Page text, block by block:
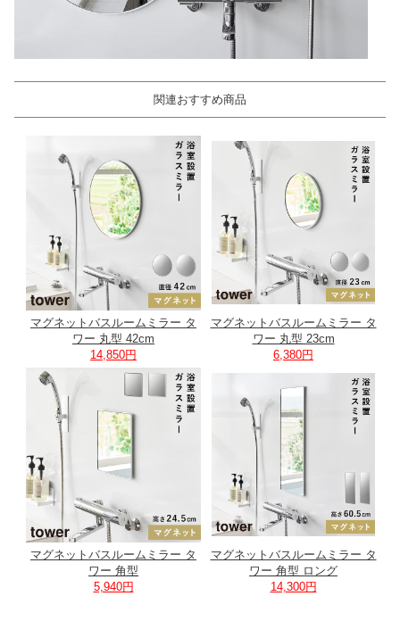
関連おすすめ商品
マグネットバスルームミラー タ
ワー 丸型 42cm
14,850円
マグネットバスルームミラー タ
ワー 丸型 23cm
6,380円
マグネットバスルームミラー タ
ワー 角型
5,940円
マグネットバスルームミラー タ
ワー 角型 ロング
14,300円